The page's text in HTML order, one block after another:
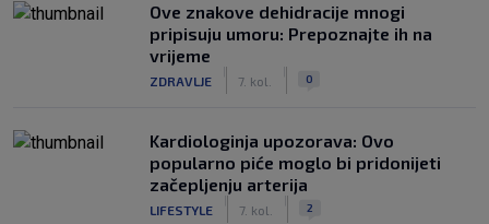
Ove znakove dehidracije mnogi
pripisuju umoru: Prepoznajte ih na
vrijeme
ZDRAVLJE 7. kol. 0
Kardiologinja upozorava: Ovo
popularno piće moglo bi pridonijeti
začepljenju arterija
LIFESTYLE 7. kol. 2